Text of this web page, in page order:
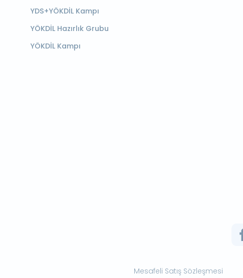
YDS+YÖKDİL Kampı
YÖKDİL Hazırlık Grubu
YÖKDİL Kampı
Mesafeli Satış Sözleşmesi